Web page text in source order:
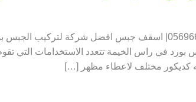
تركيب جبس بورد في راس الخيمة |0569660143| اسقف جبس
بورد في راس الخيمة تتعدد الاستخدامات التي
كديكور مختلف لاعطاء مظهر […]